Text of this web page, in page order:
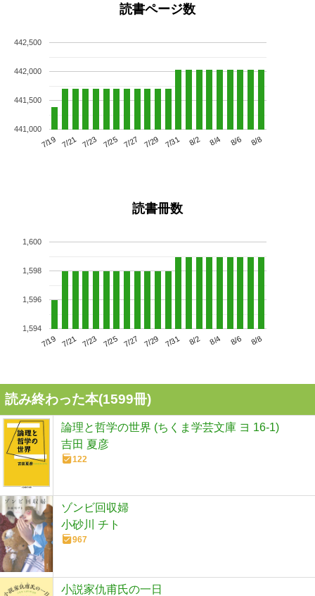
読書ページ数
7/19 7/21 7/23 7/25 7/27 7/29 7/31 8/2 8/4 8/6 8/8
441,000
441,500
442,000
442,500
読書冊数
7/19 7/21 7/23 7/25 7/27 7/29 7/31 8/2 8/4 8/6 8/8
1,594
1,596
1,598
1,600
読み終わった本(1599冊)
論理と哲学の世界 (ちくま学芸文庫 ヨ 16-1)
吉田 夏彦
122
ゾンビ回収婦
小砂川 チト
967
小説家仇甫氏の一日